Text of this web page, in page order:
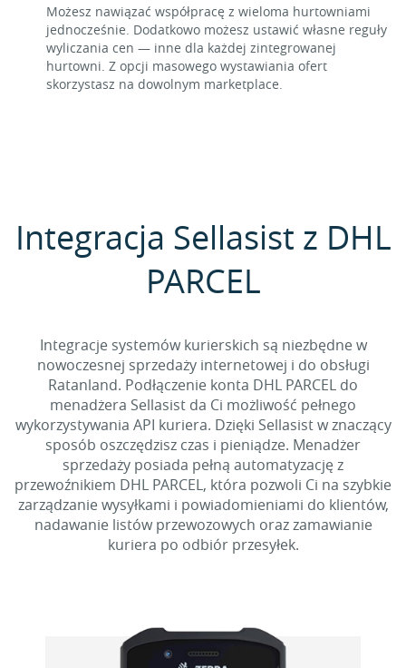
Możesz nawiązać współpracę z wieloma hurtowniami
jednocześnie. Dodatkowo możesz ustawić własne reguły
wyliczania cen — inne dla każdej zintegrowanej
hurtowni. Z opcji masowego wystawiania ofert
skorzystasz na dowolnym marketplace.
Integracja Sellasist z DHL
PARCEL
Integracje systemów kurierskich są niezbędne w
nowoczesnej sprzedaży internetowej i do obsługi
Ratanland. Podłączenie konta DHL PARCEL do
menadżera Sellasist da Ci możliwość pełnego
wykorzystywania API kuriera. Dzięki Sellasist w znaczący
sposób oszczędzisz czas i pieniądze. Menadżer
sprzedaży posiada pełną automatyzację z
przewoźnikiem DHL PARCEL, która pozwoli Ci na szybkie
zarządzanie wysyłkami i powiadomieniami do klientów,
nadawanie listów przewozowych oraz zamawianie
kuriera po odbiór przesyłek.